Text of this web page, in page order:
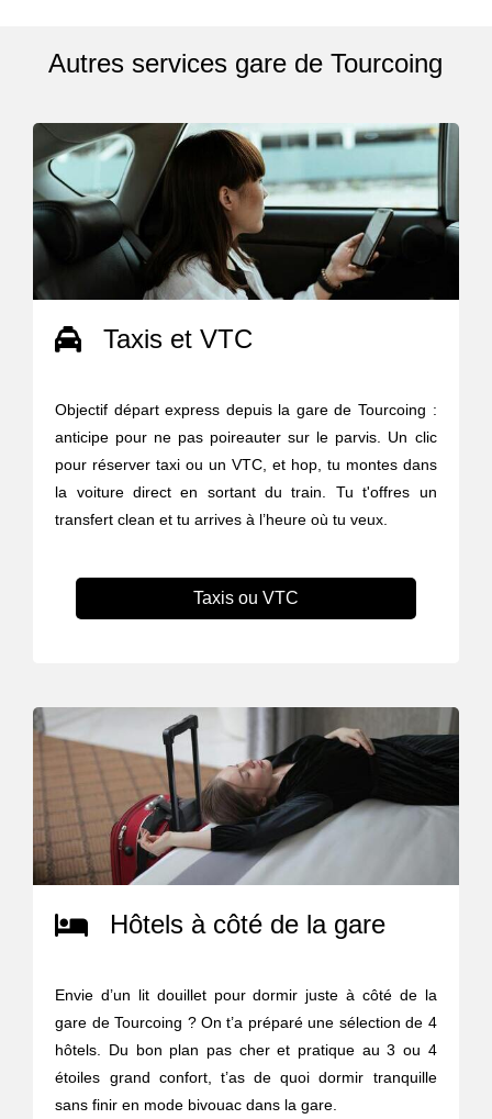
Autres services gare de Tourcoing
Taxis et VTC
Objectif départ express depuis la gare de Tourcoing :
anticipe pour ne pas poireauter sur le parvis. Un clic
pour réserver taxi ou un VTC, et hop, tu montes dans
la voiture direct en sortant du train. Tu t'offres un
transfert clean et tu arrives à l’heure où tu veux.
Taxis ou VTC
Hôtels à côté de la gare
Envie d’un lit douillet pour dormir juste à côté de la
gare de Tourcoing ? On t’a préparé une sélection de 4
hôtels. Du bon plan pas cher et pratique au 3 ou 4
étoiles grand confort, t’as de quoi dormir tranquille
sans finir en mode bivouac dans la gare.